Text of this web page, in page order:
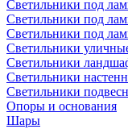
Светильники под
Светильники под
Светильники под
Светильники
Светильники
Светильники
Светильники
Опоры и основания
Шары